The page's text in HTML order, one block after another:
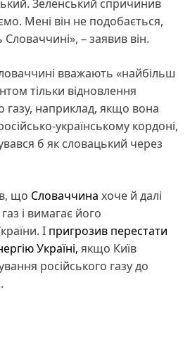
Зеленський спричинив
Мені він не подобається,
– заявив він.
вважають «найбільш
тільки відновлення
газу, наприклад, якщо вона
українському кордоні,
б як словацький через
що Словаччина хоче й далі
і вимагає його
І пригрозив перестати
Україні, якщо Київ
російського газу до